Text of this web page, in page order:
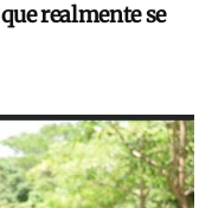
realmente se